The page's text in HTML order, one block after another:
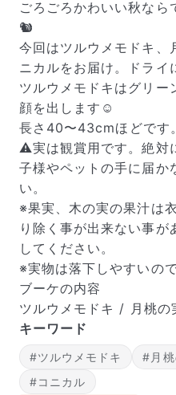
し、専用ボックスに丁寧
中の衝撃による折れや擦れ
ごろごろかわいい秋なら
🐿️
今回はツルウメモドキ、
ニカルをお届け。ドライ
ツルウメモドキはグリー
顔を出します☺️
長さ40〜43cmほどです。
⚠️実は観賞用です。絶対
子様やペットの手に届か
い。
※果実、木の実の果汁は
り除く事が出来ない事
してください。
※実物は落下しやすいの
ブーケの内容
ツルウメモドキ / 月桃
キーワード
#ツルウメモドキ #月
#コニカル